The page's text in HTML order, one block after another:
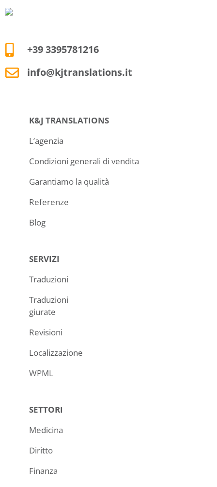
+39 3395781216
info@kjtranslations.it
K&J TRANSLATIONS
L’agenzia
Condizioni generali di vendita
Garantiamo la qualità
Referenze
Blog
SERVIZI
Traduzioni
Traduzioni
giurate
Revisioni
Localizzazione
WPML
SETTORI
Medicina
Diritto
Finanza